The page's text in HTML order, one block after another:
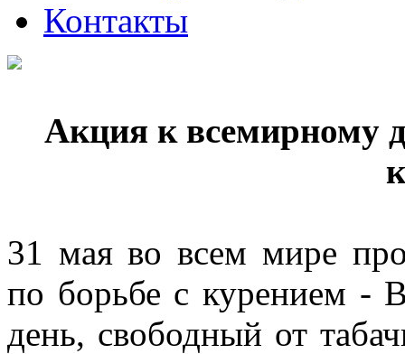
Контакты
Акция к всемирному
31 мая во всем мире
по борьбе с курением -
день, свободный от